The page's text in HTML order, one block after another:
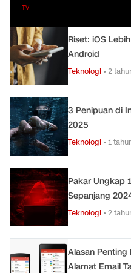
TV
Riset: iOS
Android
Teknologi •2
3 Penipuan di
2025
Teknologi •1
Pakar Ungkap
Sepanjang
Teknologi •2
Alasan Penting
Alamat Email